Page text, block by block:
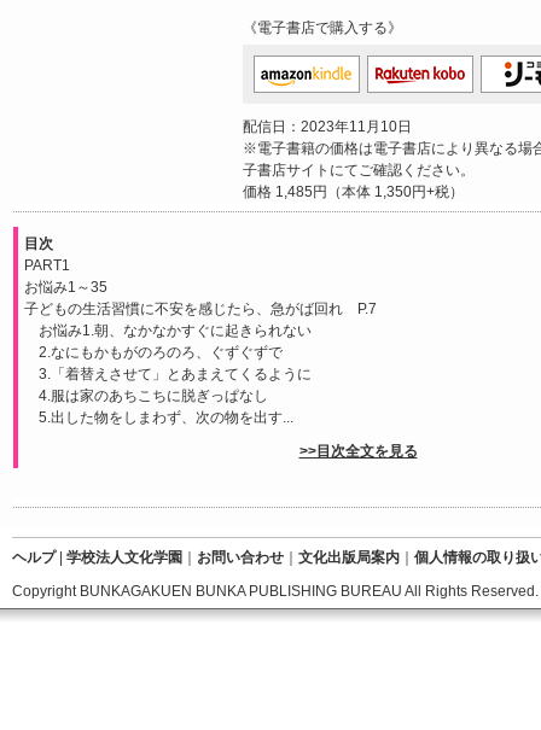
《電子書店で購入する》
配信日：2023年11月10日
※電子書籍の価格は電子書店により異なる場
子書店サイトにてご確認ください。
価格 1,485円（本体 1,350円+税）
目次
PART1
お悩み1～35
子どもの生活習慣に不安を感じたら、急がば回れ P.7
お悩み1.朝、なかなかすぐに起きられない
2.なにもかもがのろのろ、ぐずぐずで
3.「着替えさせて」とあまえてくるように
4.服は家のあちこちに脱ぎっぱなし
5.出した物をしまわず、次の物を出す...
>>目次全文を見る
ヘルプ| 学校法人文化学園 お問い合わせ 文化出版局案内
個人情報の取り扱
Copyright BUNKAGAKUEN BUNKA PUBLISHING BUREAU All Rights Reserved.